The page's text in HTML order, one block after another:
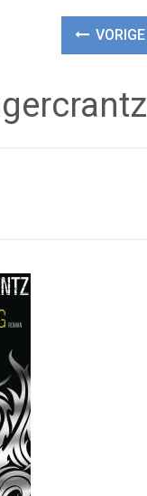
VORIGE